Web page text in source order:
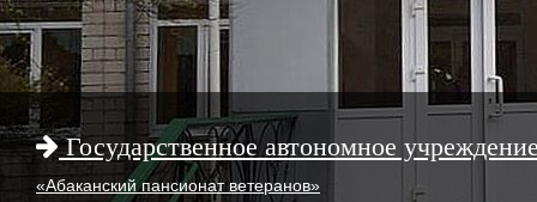
Государственное автономное
«Абаканский пансионат ветеранов»